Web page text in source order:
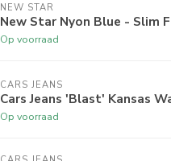
NEW STAR
New Star Nyon Blue - Slim
Op voorraad
CARS JEANS
Cars Jeans 'Blast' Kansas
Op voorraad